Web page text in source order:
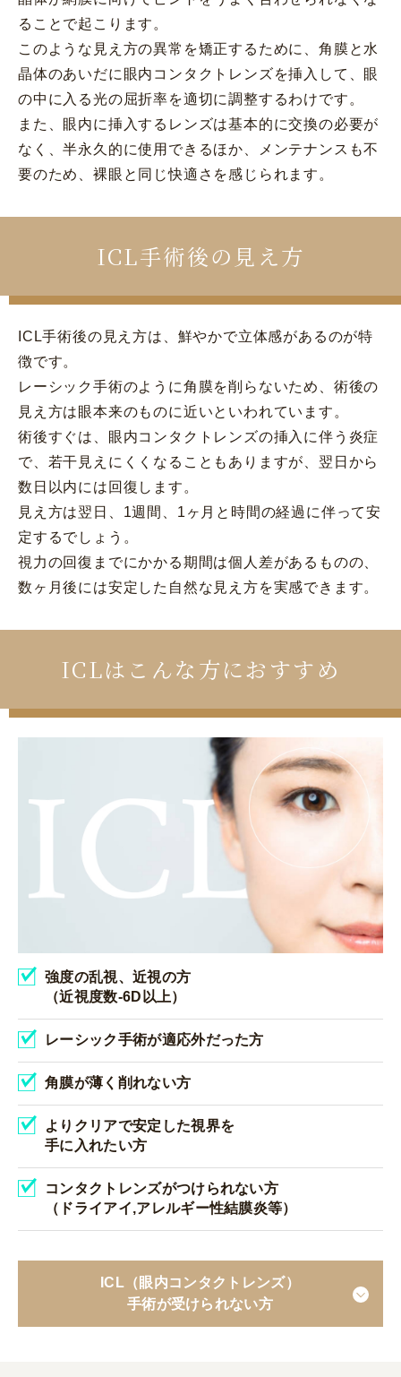
ることで起こります。
このような見え方の異常を矯正するために、角膜と水
晶体のあいだに眼内コンタクトレンズを挿入して、眼
の中に入る光の屈折率を適切に調整するわけです。
また、眼内に挿入するレンズは基本的に交換の必要が
なく、半永久的に使用できるほか、メンテナンスも不
要のため、裸眼と同じ快適さを感じられます。
ICL手術後の見え方
ICL手術後の見え方は、鮮やかで立体感があるのが特
徴です。
レーシック手術のように角膜を削らないため、術後の
見え方は眼本来のものに近いといわれています。
術後すぐは、眼内コンタクトレンズの挿入に伴う炎症
で、若干見えにくくなることもありますが、翌日から
数日以内には回復します。
見え方は翌日、1週間、1ヶ月と時間の経過に伴って安
定するでしょう。
視力の回復までにかかる期間は個人差があるものの、
数ヶ月後には安定した自然な見え方を実感できます。
ICLはこんな方におすすめ
強度の乱視、近視の方
（近視度数-6D以上）
レーシック手術が適応外だった方
角膜が薄く削れない方
よりクリアで安定した視界を
手に入れたい方
コンタクトレンズがつけられない方
（ドライアイ,アレルギー性結膜炎等）
ICL（眼内コンタクトレンズ）
手術が受けられない方